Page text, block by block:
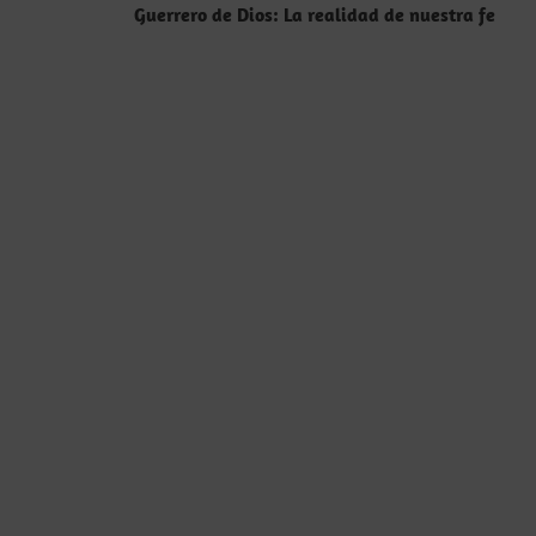
Guerrero de Dios: La realidad de nuestra fe